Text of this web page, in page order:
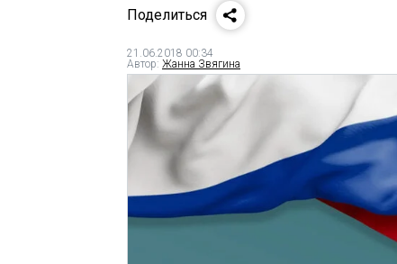
Поделиться
21.06.2018 00:34
Автор: Жанна Звягина